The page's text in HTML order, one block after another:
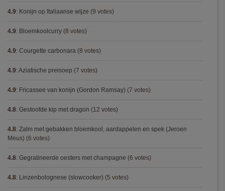
4.9: Konijn op Italiaanse wijze (9 votes)
4.9: Bloemkoolcurry (8 votes)
4.9: Courgette carbonara (8 votes)
4.9: Aziatische preisoep (7 votes)
4.9: Fricassee van konijn (Gordon Ramsay) (7 votes)
4.8: Gestoofde kip met dragon (12 votes)
4.8: Zalm met gebakken bloemkool, aardappelen en spek (Jeroen
Meus) (6 votes)
4.8: Gegratineerde oesters met champagne (6 votes)
4.8: Linzenbolognese (slowcooker) (5 votes)